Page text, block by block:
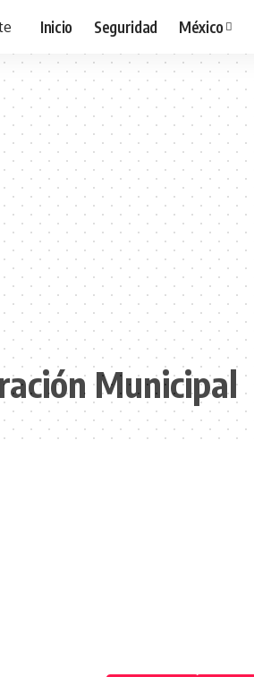
Inicio Seguridad México
Municipal